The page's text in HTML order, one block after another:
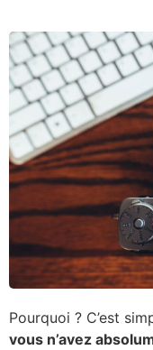
Pourquoi ? C’est
vous n’avez